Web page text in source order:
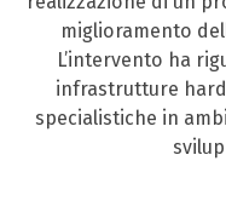
miglioramento
L’intervento ha
infrastrutture
specialistiche in